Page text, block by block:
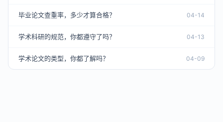
毕业论文查重率，多少才算合格？ 04-14
学术科研的规范，你都遵守了吗？ 04-13
学术论文的类型，你都了解吗？ 04-09